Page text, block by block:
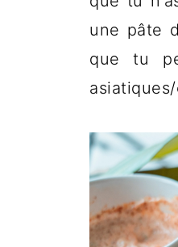
une pâte
que tu